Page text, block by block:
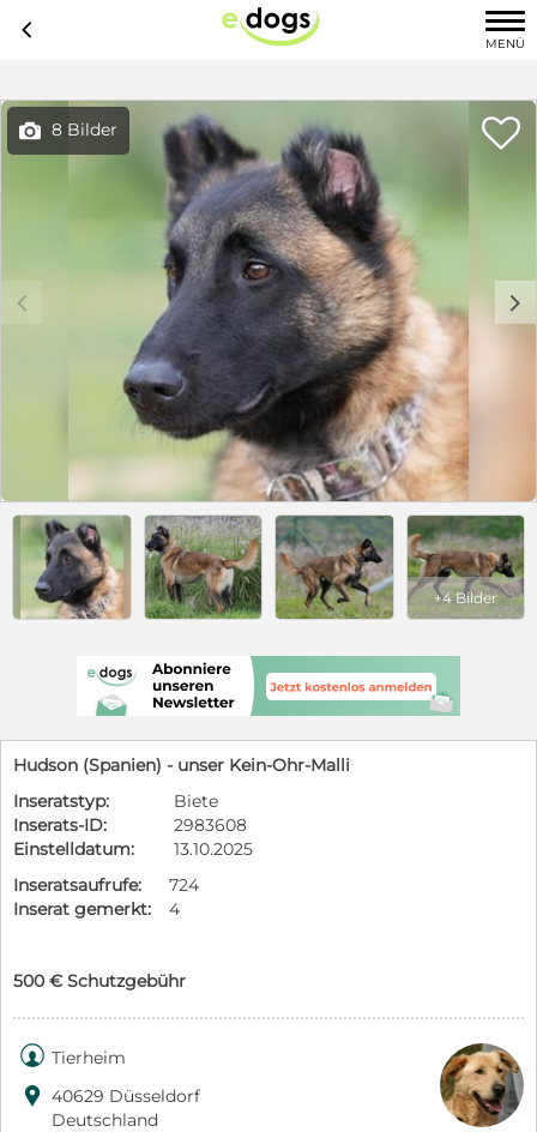
c
MENÜ
 8 Bilder 
c d
+4 Bilder
Hudson (Spanien) - unser Kein-Ohr-Malli
Inseratstyp:
Biete
Inserats-ID:
2983608
Einstelldatum:
13.10.2025
Inseratsaufrufe:
724
Inserat gemerkt:
4
500 € Schutzgebühr
 Tierheim
 40629 Düsseldorf
Deutschland